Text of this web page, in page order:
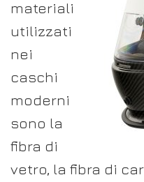
materiali
utilizzati
nei
caschi
moderni
sono la
fibra di
vetro, la fibra di